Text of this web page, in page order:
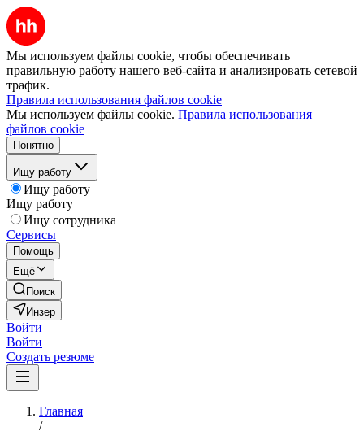
Мы используем файлы cookie, чтобы обеспечивать
правильную работу нашего веб-сайта и анализировать сетевой
трафик.
Правила использования файлов cookie
Мы используем файлы cookie. Правила использования
файлов cookie
Понятно
Ищу работу
Ищу работу
Ищу работу
Ищу сотрудника
Сервисы
Помощь
Ещё
Поиск
Инзер
Войти
Войти
Создать резюме
Главная
/